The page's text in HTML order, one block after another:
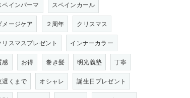
ペインパーマ スペインカール
メージケア ２周年 クリスマス
リスマスプレゼント インナーカラー
感 お得 巻き髪 明光義塾 丁寧
遅くまで オシャレ 誕生日プレゼント